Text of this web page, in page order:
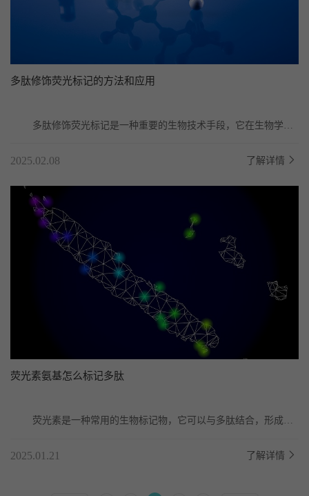
多肽修饰荧光标记的方法和应用
	多肽修饰荧光标记是一种重要的生物技术手段，它在生物学和
2025.02.08 了解详情
荧光素氨基怎么标记多肽
	荧光素是一种常用的生物标记物，它可以与多肽结合，形成荧
2025.01.21 了解详情